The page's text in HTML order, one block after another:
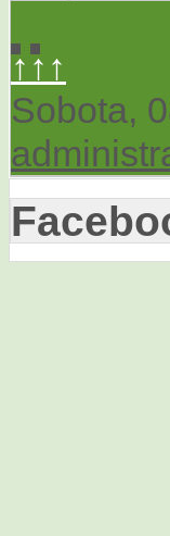
↑↑↑
Sobota,